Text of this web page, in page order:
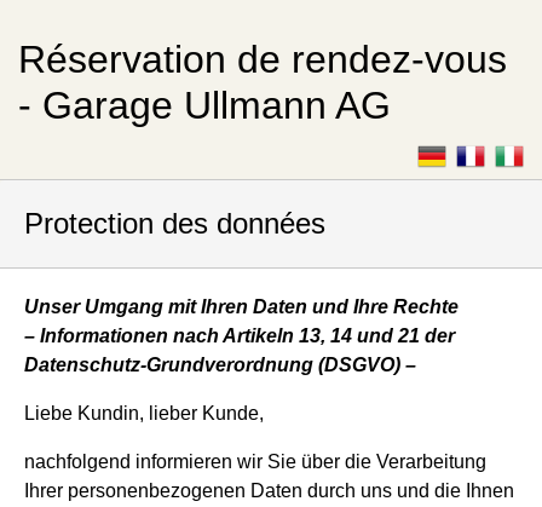
Réservation de rendez-vous
- Garage Ullmann AG
Protection des données
Unser Umgang mit Ihren Daten und Ihre Rechte
– Informationen nach Artikeln 13, 14 und 21 der
Datenschutz-Grundverordnung (DSGVO) –
Liebe Kundin, lieber Kunde,
nachfolgend informieren wir Sie über die Verarbeitung
Ihrer personenbezogenen Daten durch uns und die Ihnen